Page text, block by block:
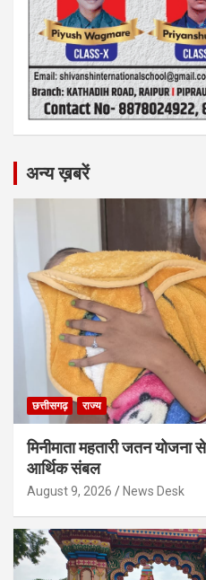
अन्य ख़बरें
छत्तीसगढ़ राज्य
मिनीमाता महतारी जतन योजना
आर्थिक संबल
August 9, 2026 News Desk